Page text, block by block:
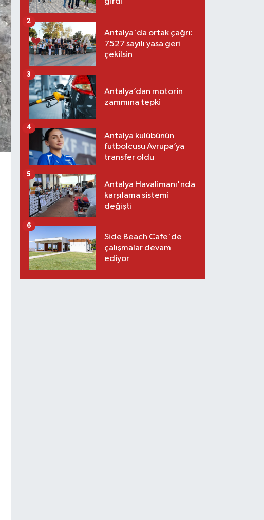
Antalya'da ortak çağrı:
7527 sayılı yasa geri
çekilsin
2
Antalya’dan motorin
zammına tepki
3
Antalya kulübünün
futbolcusu Avrupa’ya
transfer oldu
4
Antalya Havalimanı'nda
karşılama sistemi
değişti
5
Side Beach Cafe'de
çalışmalar devam
ediyor
6